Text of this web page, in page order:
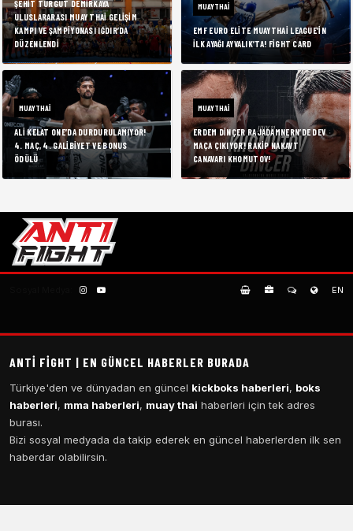
ŞEHIT TURGUT DEMIRKAYA
ULUSLARARASI MUAY THAI GELIŞIM
KAMPI VE ŞAMPIYONASI IĞDIR’DA
DÜZENLENDI
MUAYTHAI
EMF EURO ELITE MUAYTHAI LEAGUE’IN
İLK AYAĞI AYVALIK’TA! FIGHT CARD
MUAYTHAI
ALI KELAT ONE’DA DURDURULAMIYOR!
4. MAÇ, 4. GALIBIYET VE BONUS
ÖDÜLÜ
MUAYTHAI
ERDEM DINÇER RAJADAMNERN’DE DEV
MAÇA ÇIKIYOR! RAKIP NAKAVT
CANAVARI KHOMUTOV!
EN
ANTI FIGHT | EN GÜNCEL HABERLER BURADA
Türkiye'den ve dünyadan en güncel kickboks haberleri, boks
haberleri, mma haberleri, muay thai haberleri için tek adres
burası.
Bizi sosyal medyada da takip ederek en güncel haberlerden ilk sen
haberdar olabilirsin.